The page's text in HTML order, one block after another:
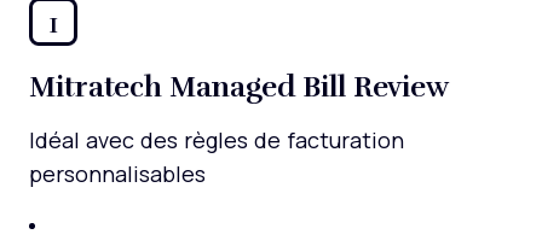
1
Mitratech Managed Bill Review
Idéal avec des règles de facturation
personnalisables